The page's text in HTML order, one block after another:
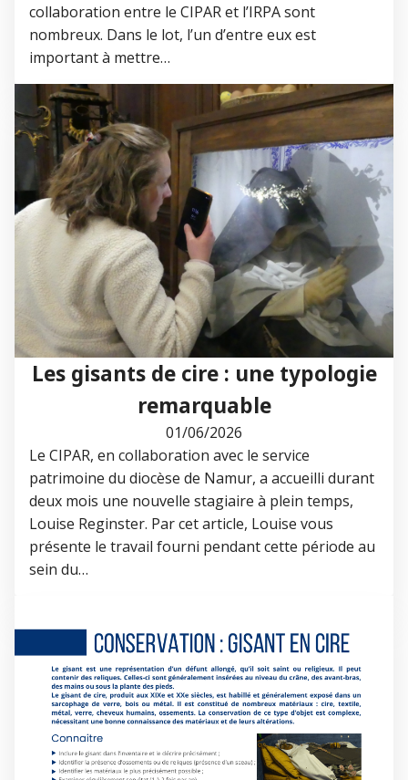
collaboration entre le CIPAR et l’IRPA sont
nombreux. Dans le lot, l’un d’entre eux est
important à mettre…
Les gisants de cire : une typologie
remarquable
01/06/2026
Le CIPAR, en collaboration avec le service
patrimoine du diocèse de Namur, a accueilli durant
deux mois une nouvelle stagiaire à plein temps,
Louise Reginster. Par cet article, Louise vous
présente le travail fourni pendant cette période au
sein du…